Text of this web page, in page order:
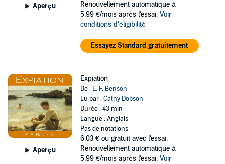
Aperçu
Renouvellement automatique à
5,99 €/mois après l'essai. Voir
conditions d'éligibilité
Essayez Standard gratuitement
Aperçu
Expiation
De : E. F. Benson
Lu par :Cathy Dobson
Durée : 43 min
Langue : Anglais
Pas de notations
6,03 € ou gratuit avec l'essai.
Renouvellement automatique à
5,99 €/mois après l'essai. Voir